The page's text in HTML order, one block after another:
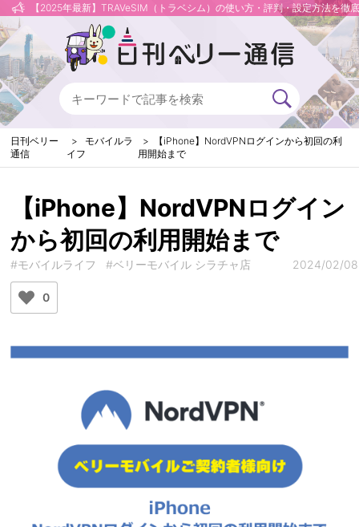
【2025年最新】TRAVeSIM（トラベシム）の使い方・評判・設定方法を徹
日刊ベリー
通信
モバイルラ
イフ
【iPhone】NordVPNログインから初回の利
用開始まで
【iPhone】NordVPNログイン
から初回の利用開始まで
#モバイルライフ #ベリーモバイル シラチャ店 2024/02/08
0